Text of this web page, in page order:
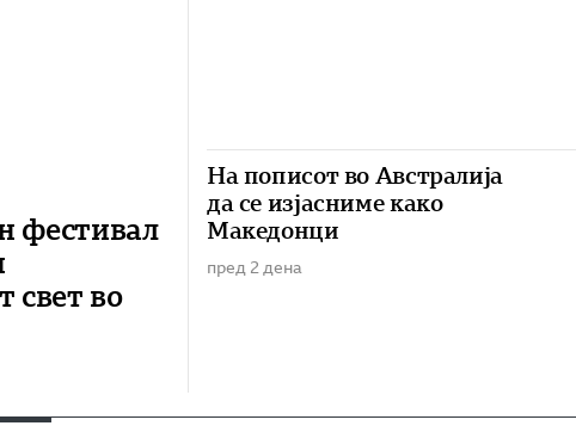
фестивал
свет во
На пописот во Австралија
да се изјасниме како
Македонци
пред 2 дена